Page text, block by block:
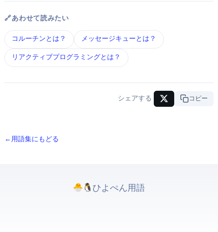
🔗 あわせて読みたい
コルーチン とは？ メッセージキュー とは？
リアクティブプログラミング とは？
シェアする URLコピー
← 用語集にもどる
ひよぺんIT用語. All rights reserved.